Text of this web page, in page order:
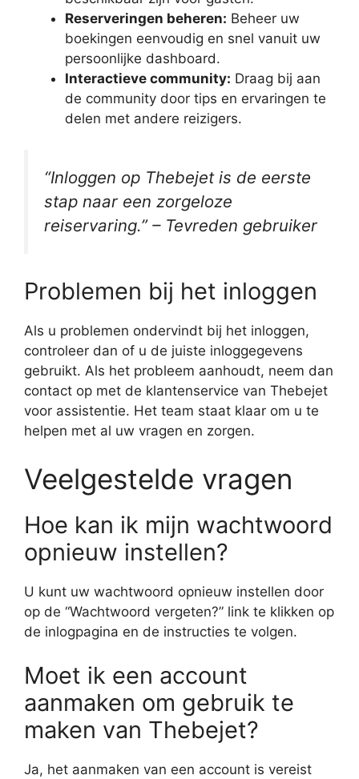
Reserveringen beheren: Beheer uw
boekingen eenvoudig en snel vanuit uw
persoonlijke dashboard.
Interactieve community: Draag bij aan
de community door tips en ervaringen te
delen met andere reizigers.
“Inloggen op Thebejet is de eerste
stap naar een zorgeloze
reiservaring.” – Tevreden gebruiker
Problemen bij het inloggen
Als u problemen ondervindt bij het inloggen,
controleer dan of u de juiste inloggegevens
gebruikt. Als het probleem aanhoudt, neem dan
contact op met de klantenservice van Thebejet
voor assistentie. Het team staat klaar om u te
helpen met al uw vragen en zorgen.
Veelgestelde vragen
Hoe kan ik mijn wachtwoord
opnieuw instellen?
U kunt uw wachtwoord opnieuw instellen door
op de “Wachtwoord vergeten?” link te klikken op
de inlogpagina en de instructies te volgen.
Moet ik een account
aanmaken om gebruik te
maken van Thebejet?
Ja, het aanmaken van een account is vereist